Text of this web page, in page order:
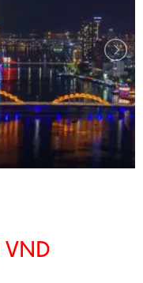
VND